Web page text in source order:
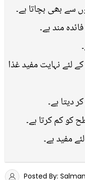
سے بھی بچاتا ہے۔
مند ہے۔
لئے نہایت مفید غذا
دیتا ہے۔
کو کم کرتا ہے۔
مفید ہے۔
Posted By: